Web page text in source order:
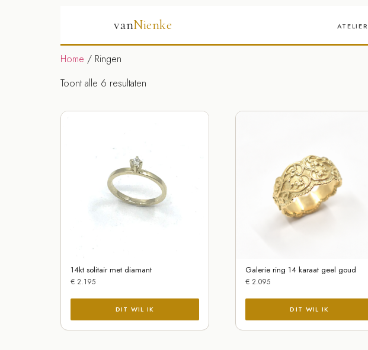
vanNienke ATELIER
Home / Ringen
Toont alle 6 resultaten
14kt solitair met diamant
€ 2.195
Galerie ring 14 karaat geel goud
€2.095